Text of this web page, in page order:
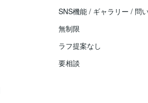
SNS機能 / ギャラリー / 問
無制限
ラフ提案なし
要相談